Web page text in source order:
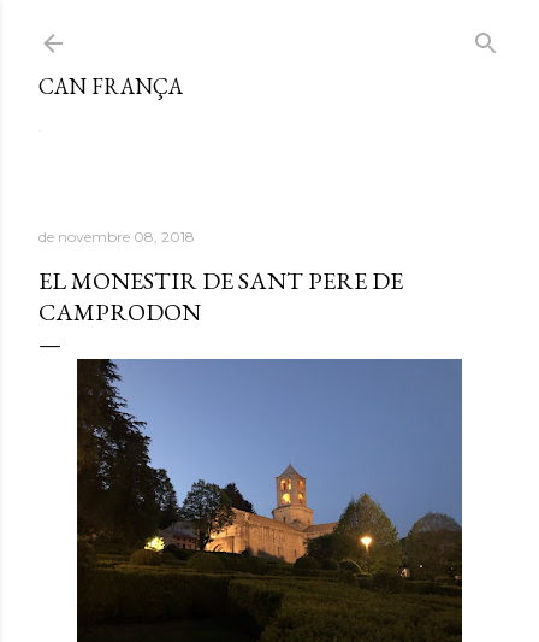
CAN FRANÇA
.
de novembre 08, 2018
EL MONESTIR DE SANT PERE DE
CAMPRODON